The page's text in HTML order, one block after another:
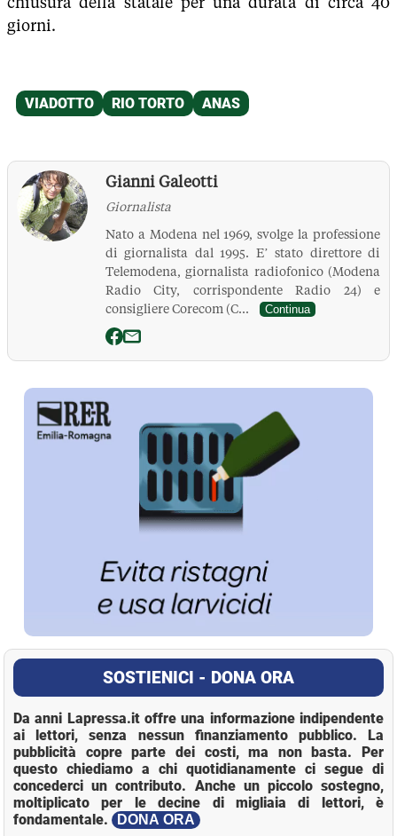
giorni.
Gianni Galeotti
Giornalista
Nato a Modena nel 1969, svolge la professione
di giornalista dal 1995. E’ stato direttore di
Telemodena, giornalista radiofonico (Modena
Radio City, corrispondente Radio 24) e
consigliere Corecom (C...
Continua
La Pressa
SOSTIENICI - DONA ORA
Da anni Lapressa.it offre una informazione indipendente
ai lettori, senza nessun finanziamento pubblico. La
pubblicità copre parte dei costi, ma non basta. Per
questo chiediamo a chi quotidianamente ci segue di
concederci un contributo. Anche un piccolo sostegno,
moltiplicato per le decine di migliaia di lettori, è
fondamentale.
DONA ORA